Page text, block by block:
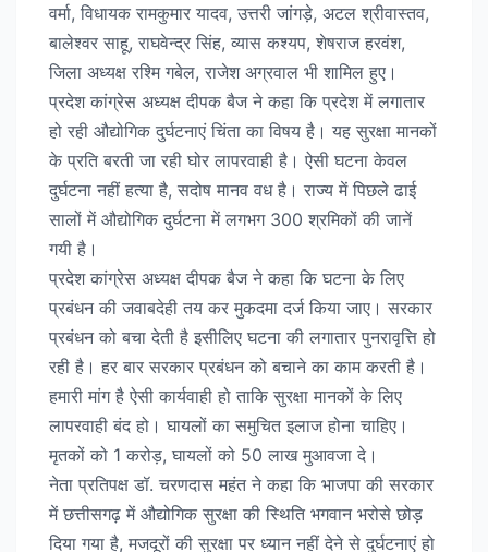
वर्मा, विधायक रामकुमार यादव, उत्तरी जांगड़े, अटल श्रीवास्तव,
बालेश्वर साहू, राघवेन्द्र सिंह, व्यास कश्यप, शेषराज हरवंश,
जिला अध्यक्ष रश्मि गबेल, राजेश अग्रवाल भी शामिल हुए।
प्रदेश कांग्रेस अध्यक्ष दीपक बैज ने कहा कि प्रदेश में लगातार
हो रही औद्योगिक दुर्घटनाएं चिंता का विषय है। यह सुरक्षा मानकों
के प्रति बरती जा रही घोर लापरवाही है। ऐसी घटना केवल
दुर्घटना नहीं हत्या है, सदोष मानव वध है। राज्य में पिछले ढाई
सालों में औद्योगिक दुर्घटना में लगभग 300 श्रमिकों की जानें
गयी है।
प्रदेश कांग्रेस अध्यक्ष दीपक बैज ने कहा कि घटना के लिए
प्रबंधन की जवाबदेही तय कर मुकदमा दर्ज किया जाए। सरकार
प्रबंधन को बचा देती है इसीलिए घटना की लगातार पुनरावृत्ति हो
रही है। हर बार सरकार प्रबंधन को बचाने का काम करती है।
हमारी मांग है ऐसी कार्यवाही हो ताकि सुरक्षा मानकों के लिए
लापरवाही बंद हो। घायलों का समुचित इलाज होना चाहिए।
मृतकों को 1 करोड़, घायलों को 50 लाख मुआवजा दे।
नेता प्रतिपक्ष डॉ. चरणदास महंत ने कहा कि भाजपा की सरकार
में छत्तीसगढ़ में औद्योगिक सुरक्षा की स्थिति भगवान भरोसे छोड़
दिया गया है, मजदूरों की सुरक्षा पर ध्यान नहीं देने से दुर्घटनाएं हो